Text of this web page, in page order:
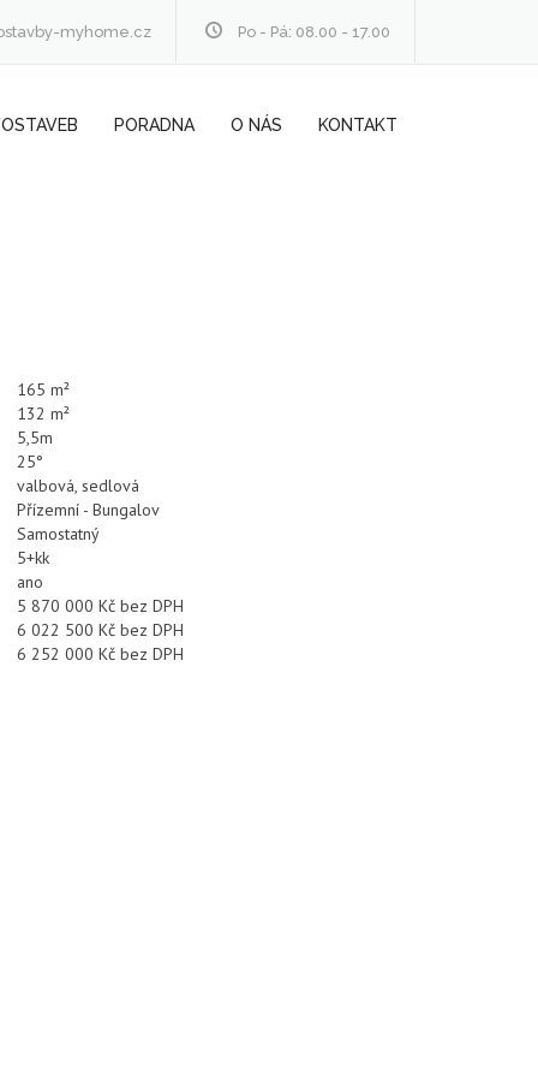
myhome.cz Po - Pá: 08.00 - 17.00
PORADNA O NÁS KONTAKT
165 m²
132 m²
5,5m
25°
valbová, sedlová
Přízemní - Bungalov
Samostatný
5+kk
ano
5 870 000 Kč bez DPH
6 022 500 Kč bez DPH
6 252 000 Kč bez DPH